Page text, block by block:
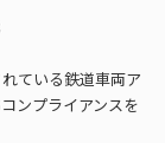
ている鉄道車両ア
ンプライアンスを